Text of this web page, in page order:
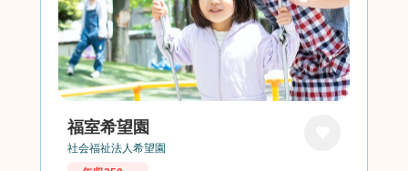
福室希望園
社会福祉法人希望園